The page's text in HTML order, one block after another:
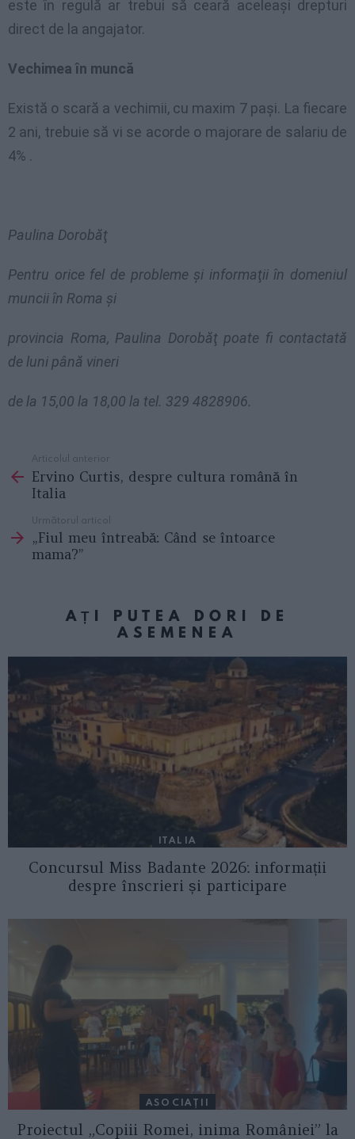
este în regulă ar trebui să ceară aceleaşi drepturi
direct de la angajator.
Vechimea în muncă
Există o scară a vechimii, cu maxim 7 paşi. La fiecare
2 ani, trebuie să vi se acorde o majorare de salariu de
4% .
Paulina Dorobăţ
Pentru orice fel de probleme şi informaţii în domeniul
muncii în Roma şi
provincia Roma, Paulina Dorobăţ poate fi contactată
de luni până vineri
de la 15,00 la 18,00 la tel. 329 4828906.
more
Articolul anterior
Ervino Curtis, despre cultura română în
Italia
Următorul articol
„Fiul meu întreabă: Când se întoarce
mama?”
AȚI PUTEA DORI DE
ASEMENEA
ITALIA
Concursul Miss Badante 2026: informații
despre înscrieri și participare
ASOCIAŢII
Proiectul „Copiii Romei, inima României” la